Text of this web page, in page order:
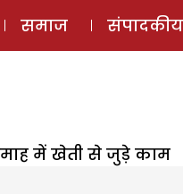
समाज संपादकीय
में खेती से जुड़े काम